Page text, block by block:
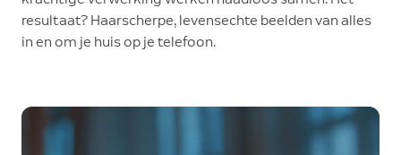
resultaat? Haarscherpe, levensechte beelden van alles
in en om je huis op je telefoon.